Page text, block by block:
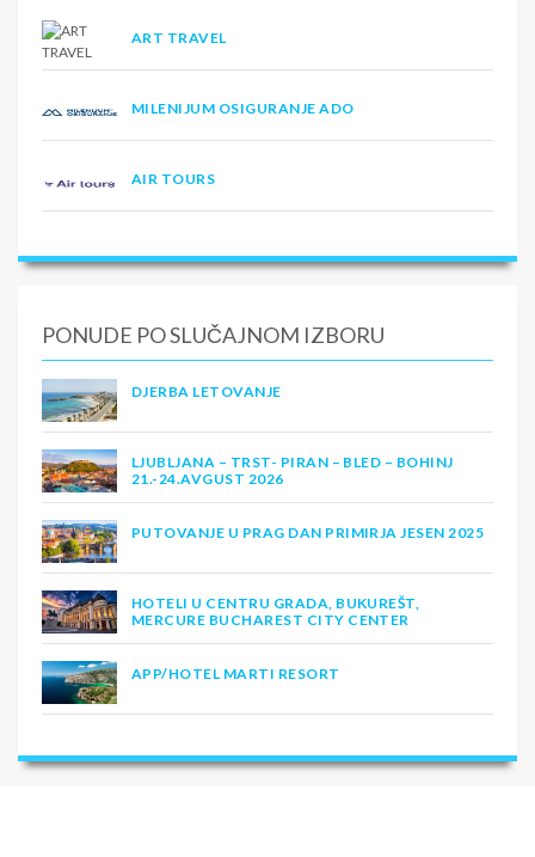
ART TRAVEL
MILENIJUM OSIGURANJE ADO
AIR TOURS
PONUDE PO SLUČAJNOM IZBORU
DJERBA LETOVANJE
LJUBLJANA – TRST- PIRAN – BLED – BOHINJ
21.-24.AVGUST 2026
PUTOVANJE U PRAG DAN PRIMIRJA JESEN 2025
HOTELI U CENTRU GRADA, BUKUREŠT,
MERCURE BUCHAREST CITY CENTER
APP/HOTEL MARTI RESORT